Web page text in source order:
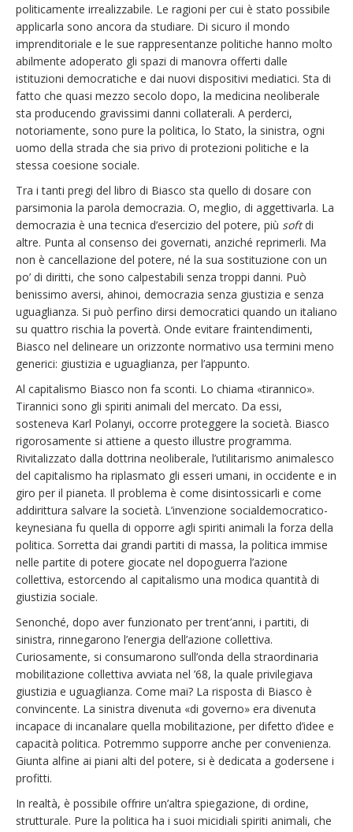
politicamente irrealizzabile. Le ragioni per cui è stato possibile
applicarla sono ancora da studiare. Di sicuro il mondo
imprenditoriale e le sue rappresentanze politiche hanno molto
abilmente adoperato gli spazi di manovra offerti dalle
istituzioni democratiche e dai nuovi dispositivi mediatici. Sta di
fatto che quasi mezzo secolo dopo, la medicina neoliberale
sta producendo gravissimi danni collaterali. A perderci,
notoriamente, sono pure la politica, lo Stato, la sinistra, ogni
uomo della strada che sia privo di protezioni politiche e la
stessa coesione sociale.
Tra i tanti pregi del libro di Biasco sta quello di dosare con
parsimonia la parola democrazia. O, meglio, di aggettivarla. La
democrazia è una tecnica d’esercizio del potere, più softdi
altre. Punta al consenso dei governati, anziché reprimerli. Ma
non è cancellazione del potere, né la sua sostituzione con un
po’ di diritti, che sono calpestabili senza troppi danni. Può
benissimo aversi, ahinoi, democrazia senza giustizia e senza
uguaglianza. Si può perfino dirsi democratici quando un italiano
su quattro rischia la povertà. Onde evitare fraintendimenti,
Biasco nel delineare un orizzonte normativo usa termini meno
generici: giustizia e uguaglianza, per l’appunto.
Al capitalismo Biasco non fa sconti. Lo chiama «tirannico».
Tirannici sono gli spiriti animali del mercato. Da essi,
sosteneva Karl Polanyi, occorre proteggere la società. Biasco
rigorosamente si attiene a questo illustre programma.
Rivitalizzato dalla dottrina neoliberale, l’utilitarismo animalesco
del capitalismo ha riplasmato gli esseri umani, in occidente e in
giro per il pianeta. Il problema è come disintossicarli e come
addirittura salvare la società. L’invenzione socialdemocratico-
keynesiana fu quella di opporre agli spiriti animali la forza della
politica. Sorretta dai grandi partiti di massa, la politica immise
nelle partite di potere giocate nel dopoguerra l’azione
collettiva, estorcendo al capitalismo una modica quantità di
giustizia sociale.
Senonché, dopo aver funzionato per trent’anni, i partiti, di
sinistra, rinnegarono l’energia dell’azione collettiva.
Curiosamente, si consumarono sull’onda della straordinaria
mobilitazione collettiva avviata nel ’68, la quale privilegiava
giustizia e uguaglianza. Come mai? La risposta di Biasco è
convincente. La sinistra divenuta «di governo» era divenuta
incapace di incanalare quella mobilitazione, per difetto d’idee e
capacità politica. Potremmo supporre anche per convenienza.
Giunta alfine ai piani alti del potere, si è dedicata a godersene i
profitti.
In realtà, è possibile offrire un’altra spiegazione, di ordine,
strutturale. Pure la politica ha i suoi micidiali spiriti animali, che